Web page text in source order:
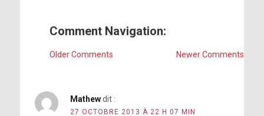
Comment Navigation:
Older Comments Newer Comments
Mathew dit :
27 OCTOBRE 2013 À 22 H 07 MIN